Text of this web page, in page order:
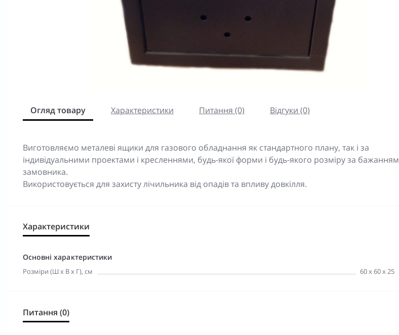
Огляд товару Характеристики Питання (0) Відгуки (0)
Виготовляємо металеві ящики для газового обладнання як стандартного плану, так і за
індивідуальними проектами і кресленнями, будь-якої форми і будь-якого розміру за бажанням
замовника.
Використовується для захисту лічильника від опадів та впливу довкілля.
Характеристики
Основні характеристики
Розміри (Ш х В х Г), см 60 х 60 х 25
Питання (0)